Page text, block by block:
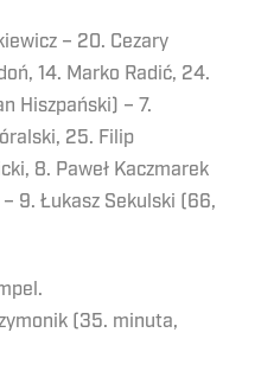
– 20. Cezary
14. Marko Radić, 24.
Hiszpański) – 7.
25. Filip
8. Paweł Kaczmarek
9. Łukasz Sekulski (66,
(35. minuta,